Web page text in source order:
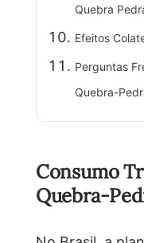
Quebra
Efeitos
Perguntas
Quebra-
Consumo
Quebra-